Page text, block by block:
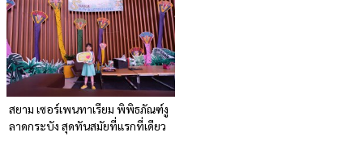
สยาม เซอร์เพนทาเรียม พิพิธภัณฑ์งู
ลาดกระบัง สุดทันสมัยที่แรกที่เดียว